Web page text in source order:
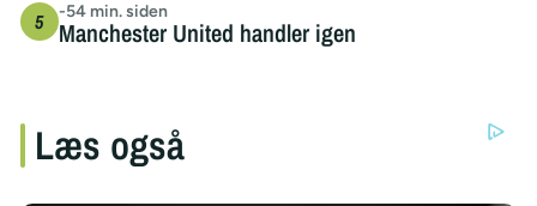
-54 min. siden
Manchester United handler igen